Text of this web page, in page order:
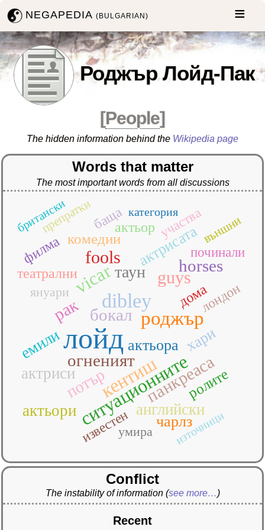
NEGAPEDIA(BULGARIAN)
Роджър Лойд-Пак
[People]
The hidden information behind the Wikipedia page
Words that matter
The most important words from all discussions
лойд
dibley
роджър
кентиш
ситуационните
vicar
fools
guys
horses
бокал
огненият панкреаса
рак
потър
таун
актриси
актьори английски
емили
актрисата
актьора хари
чарлз
комедии
ролите
актьор
дома
театрални
филма
баща
известен
лондон
починали
участва
умира
януари
външни
препратки
британски
източници
категория
Conflict
The instability of information (see more…)
Recent